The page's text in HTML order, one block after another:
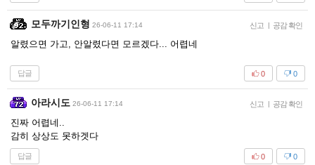
모두까기인형 26-06-11 17:14 신고 공감 확인
알렸으면 가고, 안알렸다면 모르겠다... 어렵네
답글 0
0
아라시도 26-06-11 17:14 신고 공감 확인
진짜 어렵네..
감히 상상도 못하겟다
답글 0
0